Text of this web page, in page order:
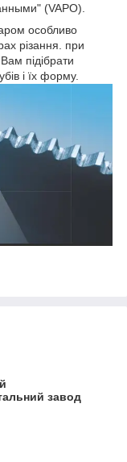
(VAPO).
особливо
різання. при
підібрати
і їх форму.
завод